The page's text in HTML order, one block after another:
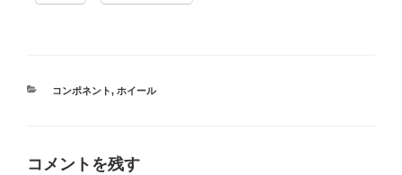
カ
ー
コンポネント, ホイール
コメントを残す